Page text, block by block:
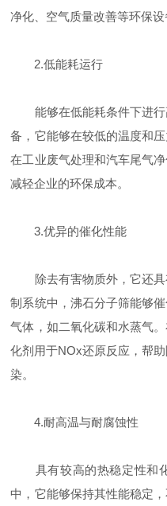
净化、空气质量改善等环保设
2.低能耗运行
能够在低能耗条件下进行
备，它能够在较低的温度和
在工业废气处理和汽车尾气
减轻企业的环保成本。
3.优异的催化性能
除去有害物质外，它还具
制系统中，沸石分子筛能够
气体，如二氧化碳和水蒸气
化剂用于NOx还原反应，帮
染。
4.耐高温与耐腐蚀性
具有较高的热稳定性和化
中，它能够保持其性能稳定